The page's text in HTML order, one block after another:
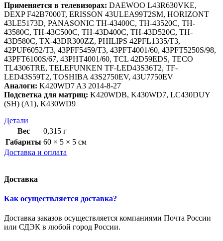
Применяется в телевизорах: DAEWOO L43R630VKE,
DEXP F42B7000T, ERISSON 43ULEA99T2SM, HORIZONT
43LE5173D, PANASONIC TH-43400C, TH-43520C, TH-
43580C, TH-43C500C, TH-43D400C, TH-43D520C, TH-
43D580C, TX-43DR300ZZ, PHILIPS 42PFL1335/T3,
42PUF6052/T3, 43PFF5459/T3, 43PFT4001/60, 43PFT5250S/98,
43PFT6100S/67, 43PHT4001/60, TCL 42D59EDS, TECO
TL4306TRE, TELEFUNKEN TF-LED43S36T2, TF-
LED43S59T2, TOSHIBA 43S2750EV, 43U7750EV
Аналоги: K420WD7 A3 2014-8-27
Подсветка для матриц: K420WDB, K430WD7, LC430DUY
(SH) (A1), K430WD9
Детали
Вес
0,315 г
Габариты 60 × 5 × 5 см
Доставка и оплата
Доставка
Как осуществляется доставка?
Доставка заказов осуществляется компаниями Почта России
или СДЭК в любой город России.